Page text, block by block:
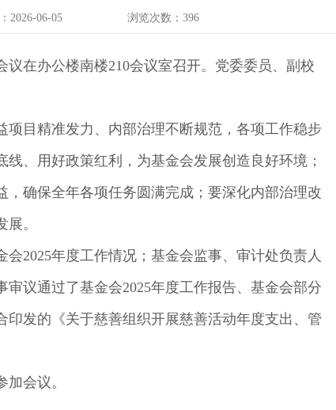
2026-06-05 浏览次数：396
在办公楼南楼210会议室召开。党委委员、副校
项目精准发力、内部治理不断规范，各项工作稳步
、用好政策红利，为基金会发展创造良好环境；
确保全年各项任务圆满完成；要深化内部治理改
。
2025年度工作情况；基金会监事、审计处负责人
议通过了基金会2025年度工作报告、基金会部分
发的《关于慈善组织开展慈善活动年度支出、管
会议。